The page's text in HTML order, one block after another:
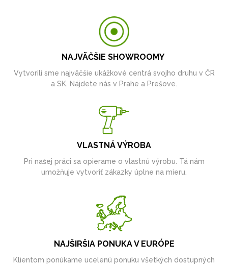
NAJVÄČŠIE SHOWROOMY
Vytvorili sme najväčšie ukážkové centrá svojho druhu v ČR
a SK. Nájdete nás v Prahe a Prešove.
VLASTNÁ VÝROBA
Pri našej práci sa opierame o vlastnú výrobu. Tá nám
umožňuje vytvoriť zákazky úplne na mieru.
NAJŠIRŠIA PONUKA V EURÓPE
Klientom ponúkame ucelenú ponuku všetkých dostupných